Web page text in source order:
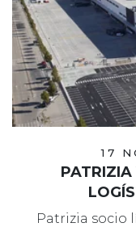
17
Patrizia socio